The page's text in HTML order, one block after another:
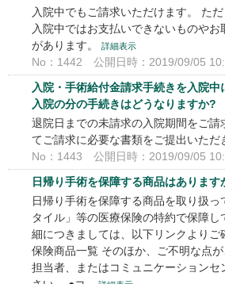
入院中でもご請求いただけます。 た
入院中ではお支払いできないものや
があります。
詳細表示
No：1442
公開日時：2019/09/05
入院・手術給付金請求手続きを入院
入院の分の手続きはどうなりますか?
退院日までの未請求の入院期間をご請
てご請求に必要な書類をご提出いただ
No：1443
公開日時：2019/09/05
日帰り手術を保障する商品はあります
日帰り手術を保障する商品を取り扱っ
タイル」等の医療保険の特約で保障
細につきましては、以下リンクよりご
保険商品一覧 そのほか、ご不明な点
担当者、またはコミュニケーションセ